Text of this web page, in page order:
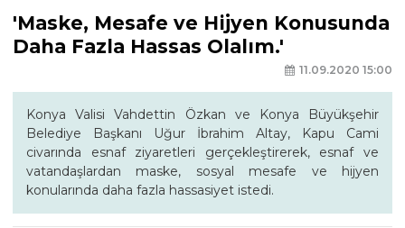
'Maske, Mesafe ve Hijyen Konusunda
Daha Fazla Hassas Olalım.'
11.09.2020 15:00
Konya Valisi Vahdettin Özkan ve Konya Büyükşehir
Belediye Başkanı Uğur İbrahim Altay, Kapu Cami
civarında esnaf ziyaretleri gerçekleştirerek, esnaf ve
vatandaşlardan maske, sosyal mesafe ve hijyen
konularında daha fazla hassasiyet istedi.